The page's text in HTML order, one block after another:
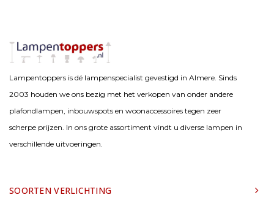
Lampentoppers is dé lampenspecialist gevestigd in Almere. Sinds
2003 houden we ons bezig met het verkopen van onder andere
plafondlampen, inbouwspots en woonaccessoires tegen zeer
scherpe prijzen. In ons grote assortiment vindt u diverse lampen in
verschillende uitvoeringen.
SOORTEN VERLICHTING